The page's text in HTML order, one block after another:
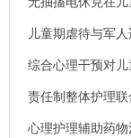
响研究.
儿童期虐待与军
综合心理干预对
责任制整体护理
效果分析.
心理护理辅助药